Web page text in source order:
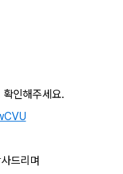
인해주세요.
드리며